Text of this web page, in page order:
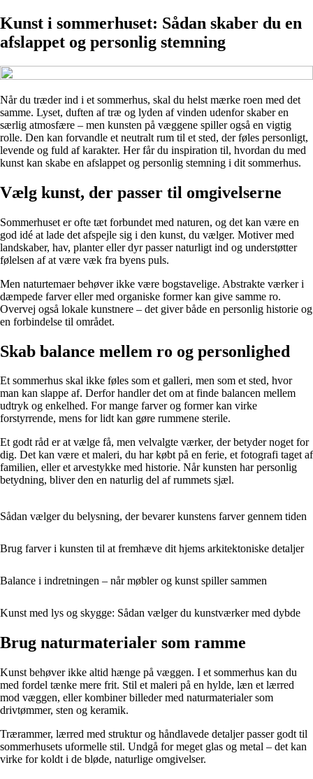
Kunst i sommerhuset: Sådan skaber du en
afslappet og personlig stemning
Når du træder ind i et sommerhus, skal du helst mærke roen med det
samme. Lyset, duften af træ og lyden af vinden udenfor skaber en
særlig atmosfære – men kunsten på væggene spiller også en vigtig
rolle. Den kan forvandle et neutralt rum til et sted, der føles personligt,
levende og fuld af karakter. Her får du inspiration til, hvordan du med
kunst kan skabe en afslappet og personlig stemning i dit sommerhus.
Vælg kunst, der passer til omgivelserne
Sommerhuset er ofte tæt forbundet med naturen, og det kan være en
god idé at lade det afspejle sig i den kunst, du vælger. Motiver med
landskaber, hav, planter eller dyr passer naturligt ind og understøtter
følelsen af at være væk fra byens puls.
Men naturtemaer behøver ikke være bogstavelige. Abstrakte værker i
dæmpede farver eller med organiske former kan give samme ro.
Overvej også lokale kunstnere – det giver både en personlig historie og
en forbindelse til området.
Skab balance mellem ro og personlighed
Et sommerhus skal ikke føles som et galleri, men som et sted, hvor
man kan slappe af. Derfor handler det om at finde balancen mellem
udtryk og enkelhed. For mange farver og former kan virke
forstyrrende, mens for lidt kan gøre rummene sterile.
Et godt råd er at vælge få, men velvalgte værker, der betyder noget for
dig. Det kan være et maleri, du har købt på en ferie, et fotografi taget af
familien, eller et arvestykke med historie. Når kunsten har personlig
betydning, bliver den en naturlig del af rummets sjæl.
Sådan vælger du belysning, der bevarer kunstens farver gennem tiden
Brug farver i kunsten til at fremhæve dit hjems arkitektoniske detaljer
Balance i indretningen – når møbler og kunst spiller sammen
Kunst med lys og skygge: Sådan vælger du kunstværker med dybde
Brug naturmaterialer som ramme
Kunst behøver ikke altid hænge på væggen. I et sommerhus kan du
med fordel tænke mere frit. Stil et maleri på en hylde, læn et lærred
mod væggen, eller kombiner billeder med naturmaterialer som
drivtømmer, sten og keramik.
Trærammer, lærred med struktur og håndlavede detaljer passer godt til
sommerhusets uformelle stil. Undgå for meget glas og metal – det kan
virke for koldt i de bløde, naturlige omgivelser.